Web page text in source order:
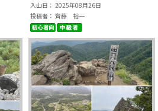
入山日： 2025年08月26日
投稿者： 斉藤 裕一